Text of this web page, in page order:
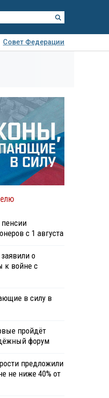
Совет Федерации
с 1 августа
о
к войне с
в силу в
пройдёт
форум
предложили
не ниже 40% от